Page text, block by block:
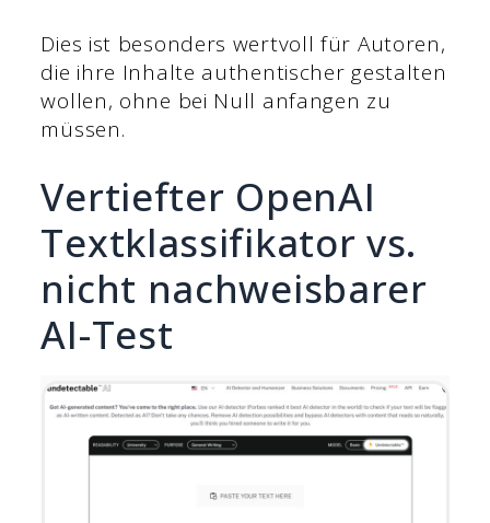
Dies ist besonders wertvoll für Autoren,
die ihre Inhalte authentischer gestalten
wollen, ohne bei Null anfangen zu
müssen.
Vertiefter OpenAI
Textklassifikator vs.
nicht nachweisbarer
AI-Test